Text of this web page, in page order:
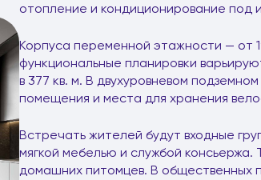
отопление и кондиционирование под
Корпуса переменной этажности — от
функциональные планировки
в 377 кв. м. В двухуровневом
помещения и места для хранения
Встречать жителей будут входные
мягкой мебелью и службой
домашних питомцев. В общественных